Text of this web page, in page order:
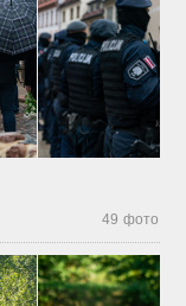
49 фото